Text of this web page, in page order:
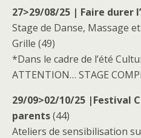
27>29/08/25 | Faire durer
Stage de Danse, Massage
Grille (49)
*Dans le cadre de l’été
ATTENTION… STAGE
29/09>02/10/25 |Festival
parents(44)
Ateliers de sensibilisation